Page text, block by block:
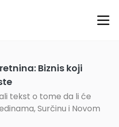
Biznis koji
tekst o tome da li će
Surčinu i Novom